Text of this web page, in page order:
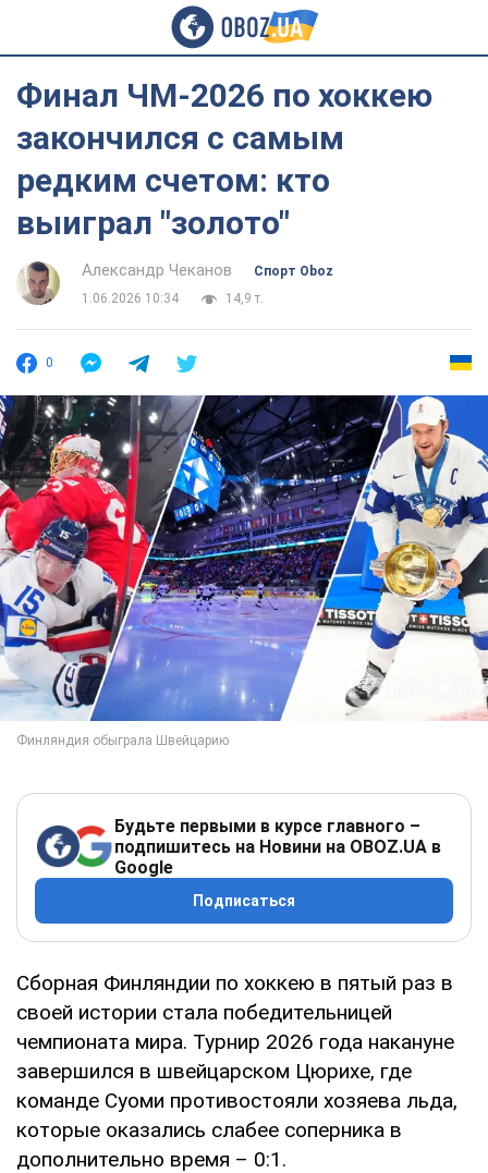
Финал ЧМ-2026 по хоккею
закончился с самым
редким счетом: кто
выиграл "золото"
Александр Чеканов
Спорт Oboz
1.06.2026 10:34
14,9 т.
0
Будьте первыми в курсе главного –
подпишитесь на Новини на OBOZ.UA в
Google
Подписаться
Сборная Финляндии по хоккею в пятый раз в
своей истории стала победительницей
чемпионата мира. Турнир 2026 года накануне
завершился в швейцарском Цюрихе, где
команде Суоми противостояли хозяева льда,
которые оказались слабее соперника в
дополнительно время – 0:1.